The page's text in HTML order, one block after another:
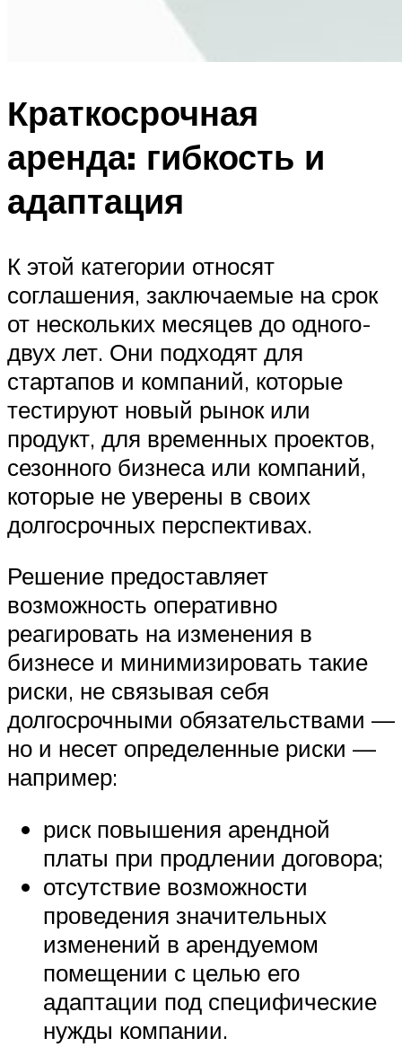
Краткосрочная
аренда: гибкость и
адаптация
К этой категории относят
соглашения, заключаемые на срок
от нескольких месяцев до одного-
двух лет. Они подходят для
стартапов и компаний, которые
тестируют новый рынок или
продукт, для временных проектов,
сезонного бизнеса или компаний,
которые не уверены в своих
долгосрочных перспективах.
Решение предоставляет
возможность оперативно
реагировать на изменения в
бизнесе и минимизировать такие
риски, не связывая себя
долгосрочными обязательствами —
но и несет определенные риски —
например:
риск повышения арендной
платы при продлении договора;
отсутствие возможности
проведения значительных
изменений в арендуемом
помещении с целью его
адаптации под специфические
нужды компании.